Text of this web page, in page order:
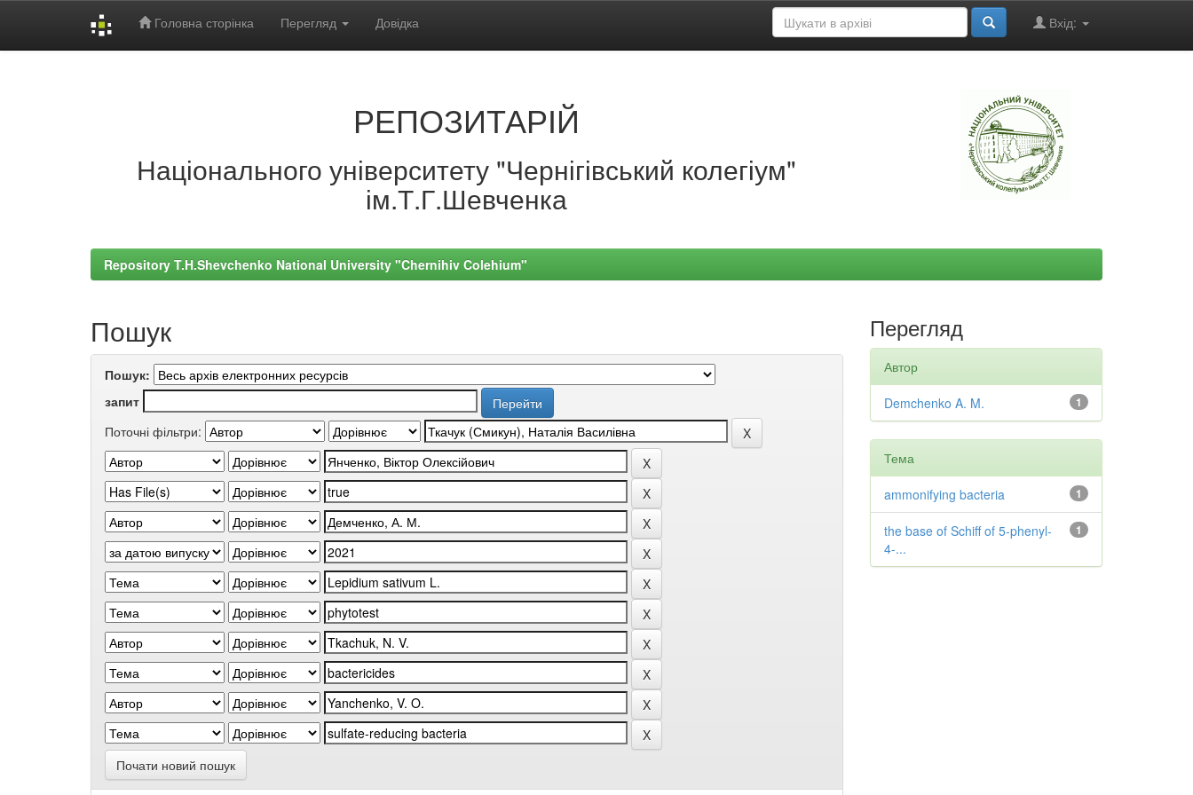
Головна сторінка Перегляд Довідка Вхід:
РЕПОЗИТАРІЙ
Національного університету "Чернігівський колегіум"
ім.Т.Г.Шевченка
Repository T.H.Shevchenko National University "Chernihiv Colehium"
Пошук
Пошук:
запит
Поточні фільтри:
Почати новий пошук
Перегляд
Автор
1
Demchenko A. M.
Тема
1
ammonifying bacteria
1
the base of Schiff of 5-phenyl-
4-...